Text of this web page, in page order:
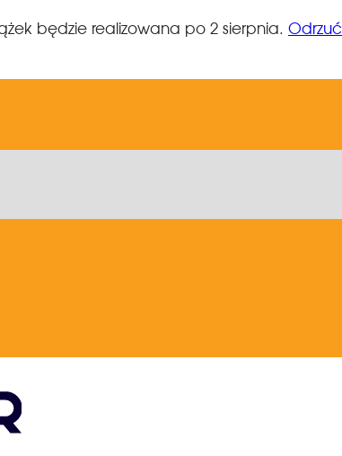
będzie realizowana po 2 sierpnia. Odrzuć